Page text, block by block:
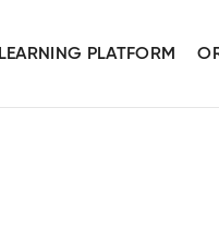
LEARNING PLATFORM